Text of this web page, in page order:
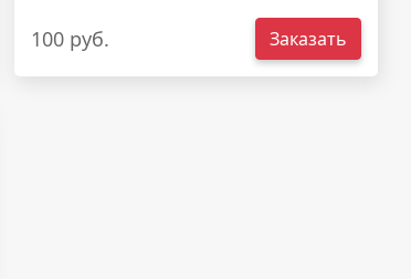
100 руб. Заказать